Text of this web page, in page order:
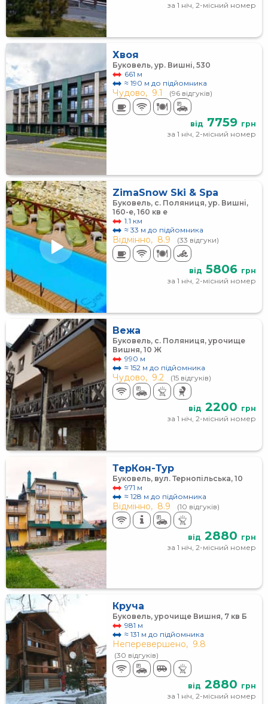
за 1 ніч, 2-місний номер
Хвоя
Буковель, ур. Вишні, 530
661 м
≈ 190 м до підйомника
Чудово, 9.1 (96 відгуків)
від 7759 грн
за 1 ніч, 2-місний номер
ZimaSnow Ski & Spa
Буковель, с. Поляниця, ур. Вишні,
160-е, 160 кв е
1.1 км
≈ 33 м до підйомника
Відмінно, 8.9 (33 відгуки)
від 5806 грн
за 1 ніч, 2-місний номер
Вежа
Буковель, с. Поляниця, урочище
Вишня, 10 Ж
990 м
≈ 152 м до підйомника
Чудово, 9.2 (15 відгуків)
від 2200 грн
за 1 ніч, 2-місний номер
ТерКон-Тур
Буковель, вул. Тернопільська, 10
971 м
≈ 128 м до підйомника
Відмінно, 8.9 (10 відгуків)
від 2880 грн
за 1 ніч, 2-місний номер
Круча
Буковель, урочище Вишня, 7 кв Б
981 м
≈ 131 м до підйомника
Неперевершено, 9.8
(30 відгуків)
від 2880 грн
за 1 ніч, 2-місний номер